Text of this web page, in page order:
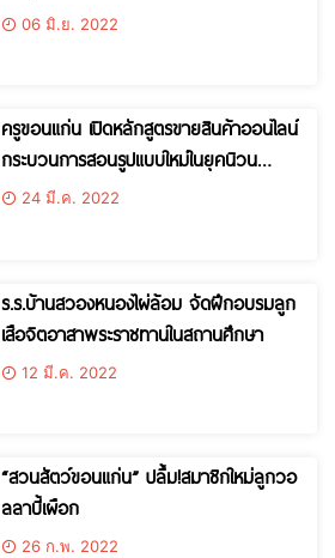
ทางอินเทอร็เน็ต ตั้งแต่วันที่ 13 มิย. – 1
06 มิ.ย. 2022
ครูขอนแก่น เปิดหลักสูตรขายสินค้าออนไลน์
กระบวนการสอนรูปแบบใหม่ในยุคนิวน
อมอล คู่ขนานวิชาด้านวิชาการ หวังให้
24 มี.ค. 2022
ร.ร.บ้านสวองหนองไผ่ล้อม จัดฝึกอบรมลูก
เสือจิตอาสาพระราชทานในสถานศึกษา
12 มี.ค. 2022
“สวนสัตว์ขอนแก่น” ปลื้ม!สมาชิกใหม่ลูกวอ
ลลาบี้เผือก
26 ก.พ. 2022